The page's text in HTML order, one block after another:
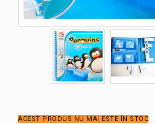
ACEST PRODUS NU MAI ESTE ÎN STOC